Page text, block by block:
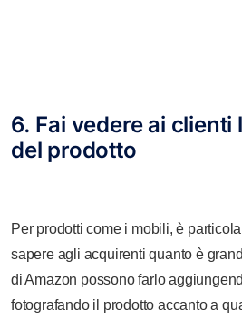
6. Fai vedere ai clienti
del prodotto
Per prodotti come i mobili, è
sapere agli acquirenti quanto è
di Amazon possono farlo
fotografando il prodotto accanto a